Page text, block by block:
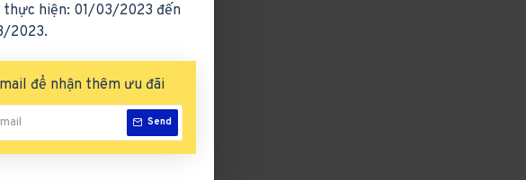
thực hiện: 01/03/2023 đến
2023.
để nhận thêm ưu đãi
Send